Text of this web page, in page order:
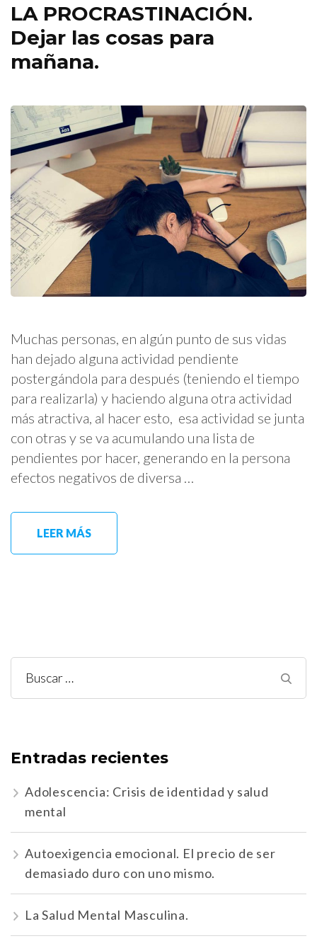
LA PROCRASTINACIÓN.
Dejar las cosas para
mañana.
Muchas personas, en algún punto de sus vidas
han dejado alguna actividad pendiente
postergándola para después (teniendo el tiempo
para realizarla) y haciendo alguna otra actividad
más atractiva, al hacer esto, esa actividad se junta
con otras y se va acumulando una lista de
pendientes por hacer, generando en la persona
efectos negativos de diversa …
LEER MÁS
Buscar:
Entradas recientes
Adolescencia: Crisis de identidad y salud
mental
Autoexigencia emocional. El precio de ser
demasiado duro con uno mismo.
La Salud Mental Masculina.